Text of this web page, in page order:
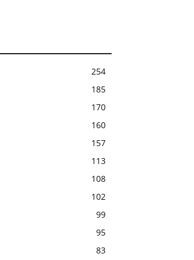
254
185
170
160
157
113
108
102
99
95
83